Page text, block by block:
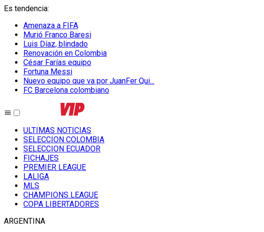
Es tendencia:
Amenaza a FIFA
Murió Franco Baresi
Luis Díaz, blindado
Renovación en Colombia
César Farías equipo
Fortuna Messi
Nuevo equipo que va por JuanFer Qui...
FC Barcelona colombiano
ULTIMAS NOTICIAS
SELECCION COLOMBIA
SELECCION ECUADOR
FICHAJES
PREMIER LEAGUE
LALIGA
MLS
CHAMPIONS LEAGUE
COPA LIBERTADORES
ARGENTINA